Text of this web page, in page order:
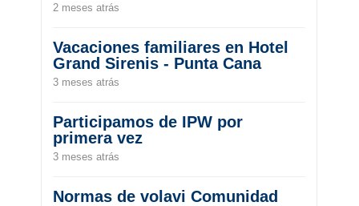
2 meses atrás
Vacaciones familiares en Hotel
Grand Sirenis - Punta Cana
3 meses atrás
Participamos de IPW por
primera vez
3 meses atrás
Normas de volavi Comunidad